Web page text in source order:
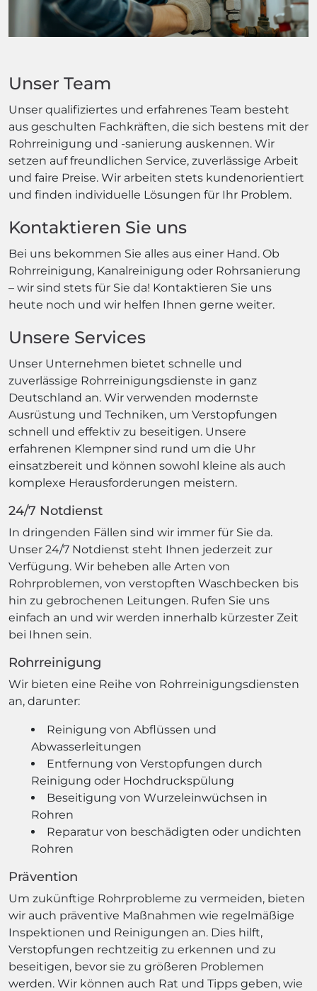
Unser Team
Unser qualifiziertes und erfahrenes Team besteht
aus geschulten Fachkräften, die sich bestens mit der
Rohrreinigung und -sanierung auskennen. Wir
setzen auf freundlichen Service, zuverlässige Arbeit
und faire Preise. Wir arbeiten stets kundenorientiert
und finden individuelle Lösungen für Ihr Problem.
Kontaktieren Sie uns
Bei uns bekommen Sie alles aus einer Hand. Ob
Rohrreinigung, Kanalreinigung oder Rohrsanierung
– wir sind stets für Sie da! Kontaktieren Sie uns
heute noch und wir helfen Ihnen gerne weiter.
Unsere Services
Unser Unternehmen bietet schnelle und
zuverlässige Rohrreinigungsdienste in ganz
Deutschland an. Wir verwenden modernste
Ausrüstung und Techniken, um Verstopfungen
schnell und effektiv zu beseitigen. Unsere
erfahrenen Klempner sind rund um die Uhr
einsatzbereit und können sowohl kleine als auch
komplexe Herausforderungen meistern.
24/7 Notdienst
In dringenden Fällen sind wir immer für Sie da.
Unser 24/7 Notdienst steht Ihnen jederzeit zur
Verfügung. Wir beheben alle Arten von
Rohrproblemen, von verstopften Waschbecken bis
hin zu gebrochenen Leitungen. Rufen Sie uns
einfach an und wir werden innerhalb kürzester Zeit
bei Ihnen sein.
Rohrreinigung
Wir bieten eine Reihe von Rohrreinigungsdiensten
an, darunter:
Reinigung von Abflüssen und
Abwasserleitungen
Entfernung von Verstopfungen durch
Reinigung oder Hochdruckspülung
Beseitigung von Wurzeleinwüchsen in
Rohren
Reparatur von beschädigten oder undichten
Rohren
Prävention
Um zukünftige Rohrprobleme zu vermeiden, bieten
wir auch präventive Maßnahmen wie regelmäßige
Inspektionen und Reinigungen an. Dies hilft,
Verstopfungen rechtzeitig zu erkennen und zu
beseitigen, bevor sie zu größeren Problemen
werden. Wir können auch Rat und Tipps geben, wie